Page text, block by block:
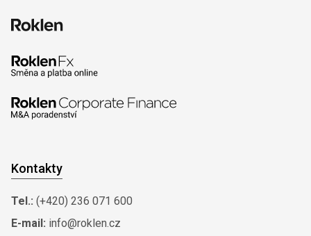
Kontakty
Tel.: (+420) 236 071 600
E-mail: info@roklen.cz